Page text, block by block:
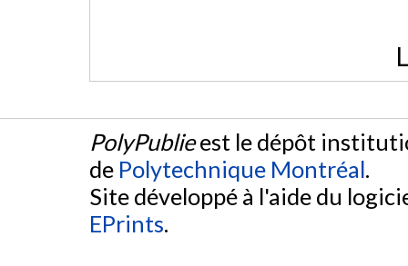
PolyPublieest le dépôt
de Polytechnique Montréal.
Site développé à l'aide du
EPrints.